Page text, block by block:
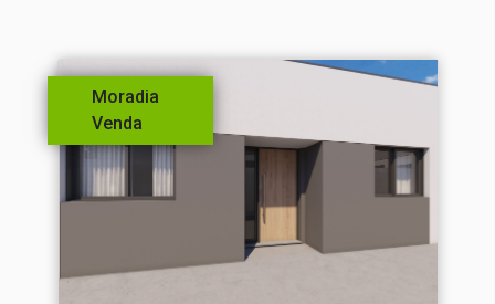
Moradia
Venda